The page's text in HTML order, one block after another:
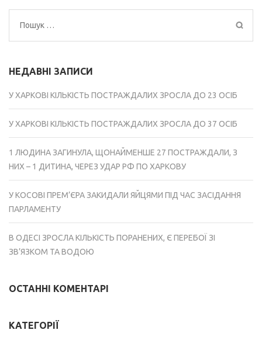
Пошук:
НЕДАВНІ ЗАПИСИ
У ХАРКОВІ КІЛЬКІСТЬ ПОСТРАЖДАЛИХ ЗРОСЛА ДО 23 ОСІБ
У ХАРКОВІ КІЛЬКІСТЬ ПОСТРАЖДАЛИХ ЗРОСЛА ДО 37 ОСІБ
1 ЛЮДИНА ЗАГИНУЛА, ЩОНАЙМЕНШЕ 27 ПОСТРАЖДАЛИ, З
НИХ – 1 ДИТИНА, ЧЕРЕЗ УДАР РФ ПО ХАРКОВУ
У КОСОВІ ПРЕМ’ЄРА ЗАКИДАЛИ ЯЙЦЯМИ ПІД ЧАС ЗАСІДАННЯ
ПАРЛАМЕНТУ
В ОДЕСІ ЗРОСЛА КІЛЬКІСТЬ ПОРАНЕНИХ, Є ПЕРЕБОЇ ЗІ
ЗВ’ЯЗКОМ ТА ВОДОЮ
ОСТАННІ КОМЕНТАРІ
КАТЕГОРІЇ